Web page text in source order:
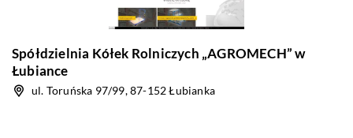
Spółdzielnia Kółek Rolniczych „AGROMECH” w
Łubiance
ul. Toruńska 97/99, 87-152 Łubianka